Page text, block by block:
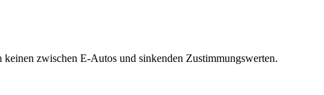
zwischen E-Autos und sinkenden Zustimmungswerten.